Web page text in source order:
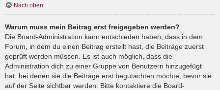
Nach oben
Warum muss mein Beitrag erst freigegeben werden?
Die Board-Administration kann entschieden haben, dass in dem
Forum, in dem du einen Beitrag erstellt hast, die Beiträge zuerst
geprüft werden müssen. Es ist auch möglich, dass die
Administration dich zu einer Gruppe von Benutzern hinzugefügt
hat, bei denen sie die Beiträge erst begutachten möchte, bevor sie
auf der Seite sichtbar werden. Bitte kontaktiere die Board-